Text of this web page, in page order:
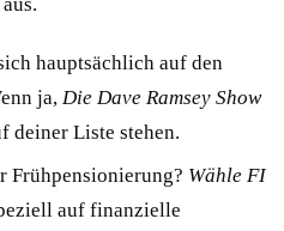
hauptsächlich auf den
ja, Die Dave Ramsey Show
deiner Liste stehen.
Frühpensionierung? Wähle FI
auf finanzielle